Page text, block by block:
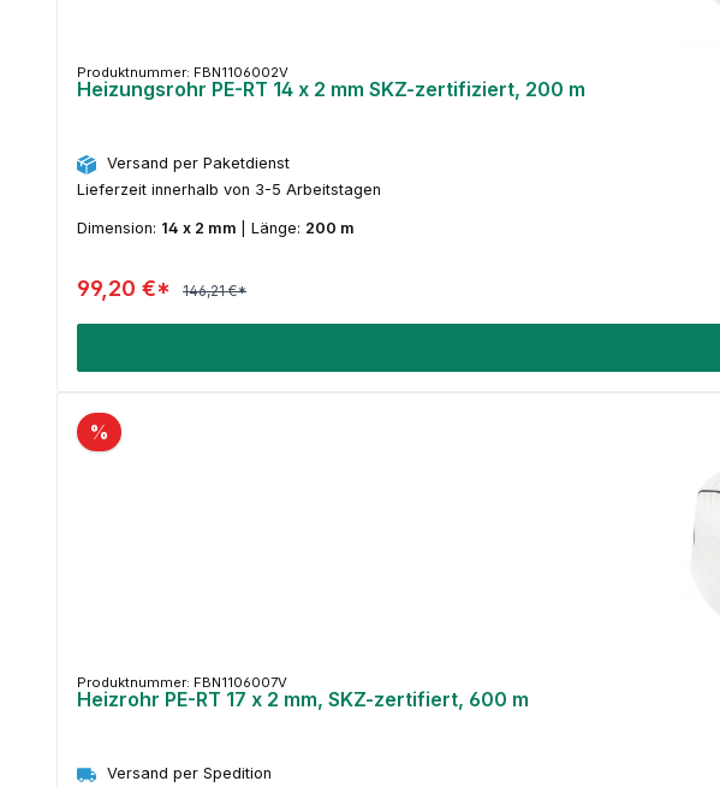
Produktnummer: FBN1106002V
Heizungsrohr PE-RT 14 x 2 mm SKZ-zertifiziert, 200 m
Versand per Paketdienst
Lieferzeit innerhalb von 3-5 Arbeitstagen
Dimension: 14 x 2 mm Länge: 200 m
99,20 €* 146,21 €*
%
Produktnummer: FBN1106007V
Heizrohr PE-RT 17 x 2 mm, SKZ-zertifiert, 600 m
Versand per Spedition